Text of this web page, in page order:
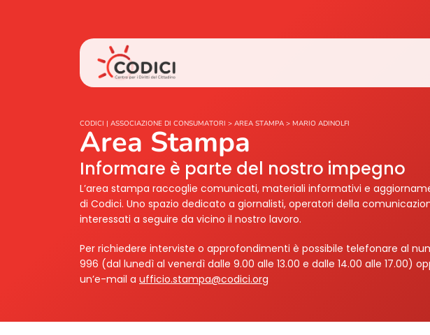
CODICI | ASSOCIAZIONE DI CONSUMATORI > AREA STAMPA > MARIO ADINOLFI
Area Stampa
Informare è parte del nostro impegno
L’area stampa raccoglie comunicati, materiali informativi e
di Codici. Uno spazio dedicato a giornalisti, operatori della
interessati a seguire da vicino il nostro lavoro.
Per richiedere interviste o approfondimenti è possibile telefonare al
996 (dal lunedì al venerdì dalle 9.00 alle 13.00 e dalle 14.00 alle 17.00)
un’e-mail a ufficio.stampa@codici.org